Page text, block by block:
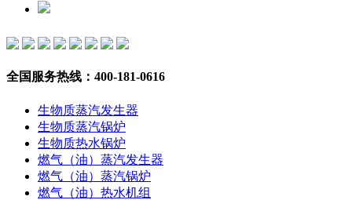
全国服务热线：400-181-0616
生物质蒸汽发生器
生物质蒸汽锅炉
生物质热水锅炉
燃气（油）蒸汽发生器
燃气（油）蒸汽锅炉
燃气（油）热水机组